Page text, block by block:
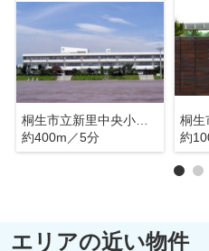
桐生市立新里中央小学校
約400m／5分
桐生
約
エリアの近い物件